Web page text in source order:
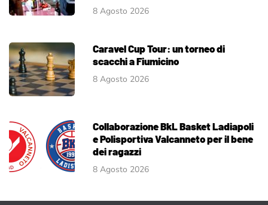
8 Agosto 2026
Caravel Cup Tour: un torneo di
scacchi a Fiumicino
8 Agosto 2026
Collaborazione BkL Basket Ladiapoli
e Polisportiva Valcanneto per il bene
dei ragazzi
8 Agosto 2026